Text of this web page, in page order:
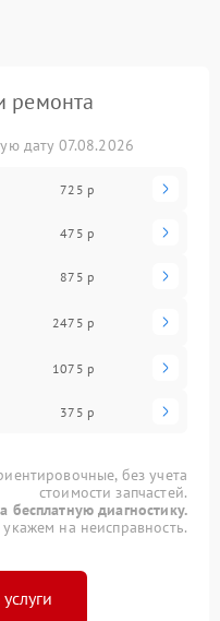
ремонта
дату 07.08.2026
725 р
475 р
875 р
2475 р
1075 р
375 р
без учета
стоимости запчастей.
бесплатную диагностику.
на неисправность.